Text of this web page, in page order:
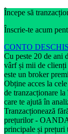
Începe să
Înscrie-te acum
CONTO DESCHIS
Cu peste 20 de ani
vârf și mii de
este un broker
Obține acces la
de tranzacționare
care te ajută în
Tranzacționează
prețurilor - OANDA
principale și prețuri